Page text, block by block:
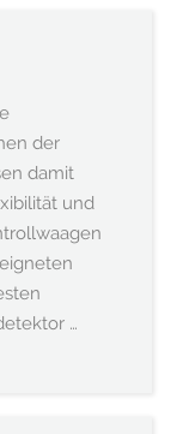
der
damit
und
…